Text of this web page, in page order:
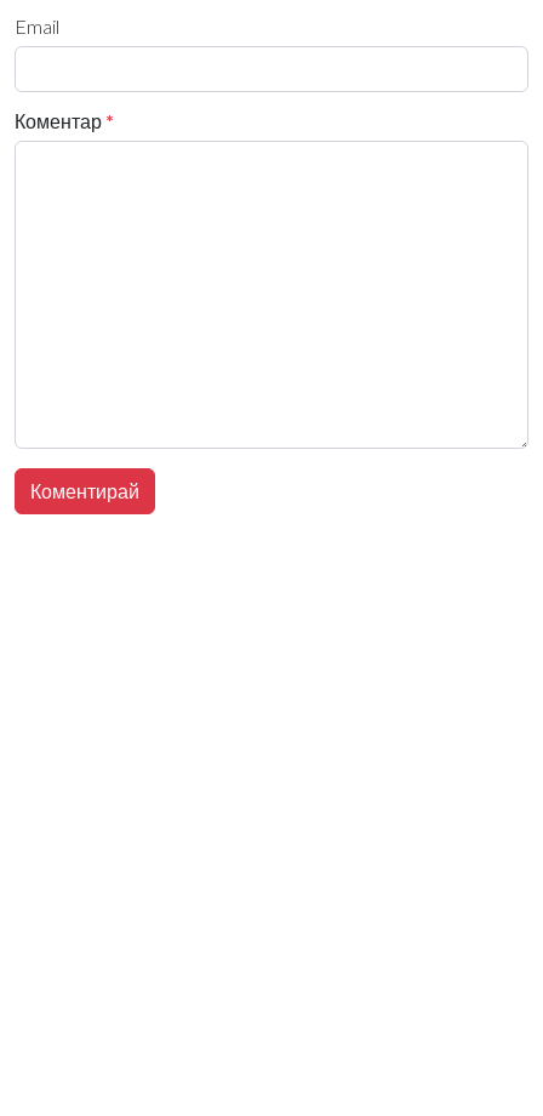
Email
Коментар *